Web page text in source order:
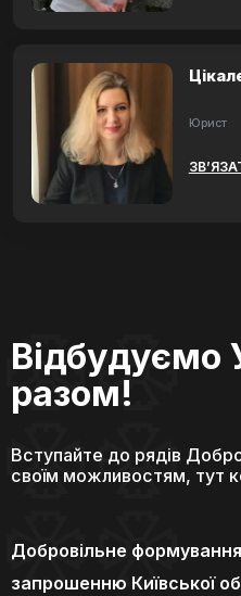
Юрист
Відбудуємо
разом!
Вступайте до рядів
своїм можливостям, тут
Добровільне
запрошенню Київської